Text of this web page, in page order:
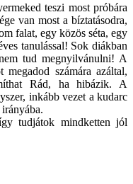
teszi most próbára
van most a bíztatásodra,
falat, egy közös séta, egy
tanulással! Sok diákban
tud megnyilvánulni! A
számára azáltal,
Rád, ha hibázik. A
inkább vezet a kudarc
tudjátok mindketten jól